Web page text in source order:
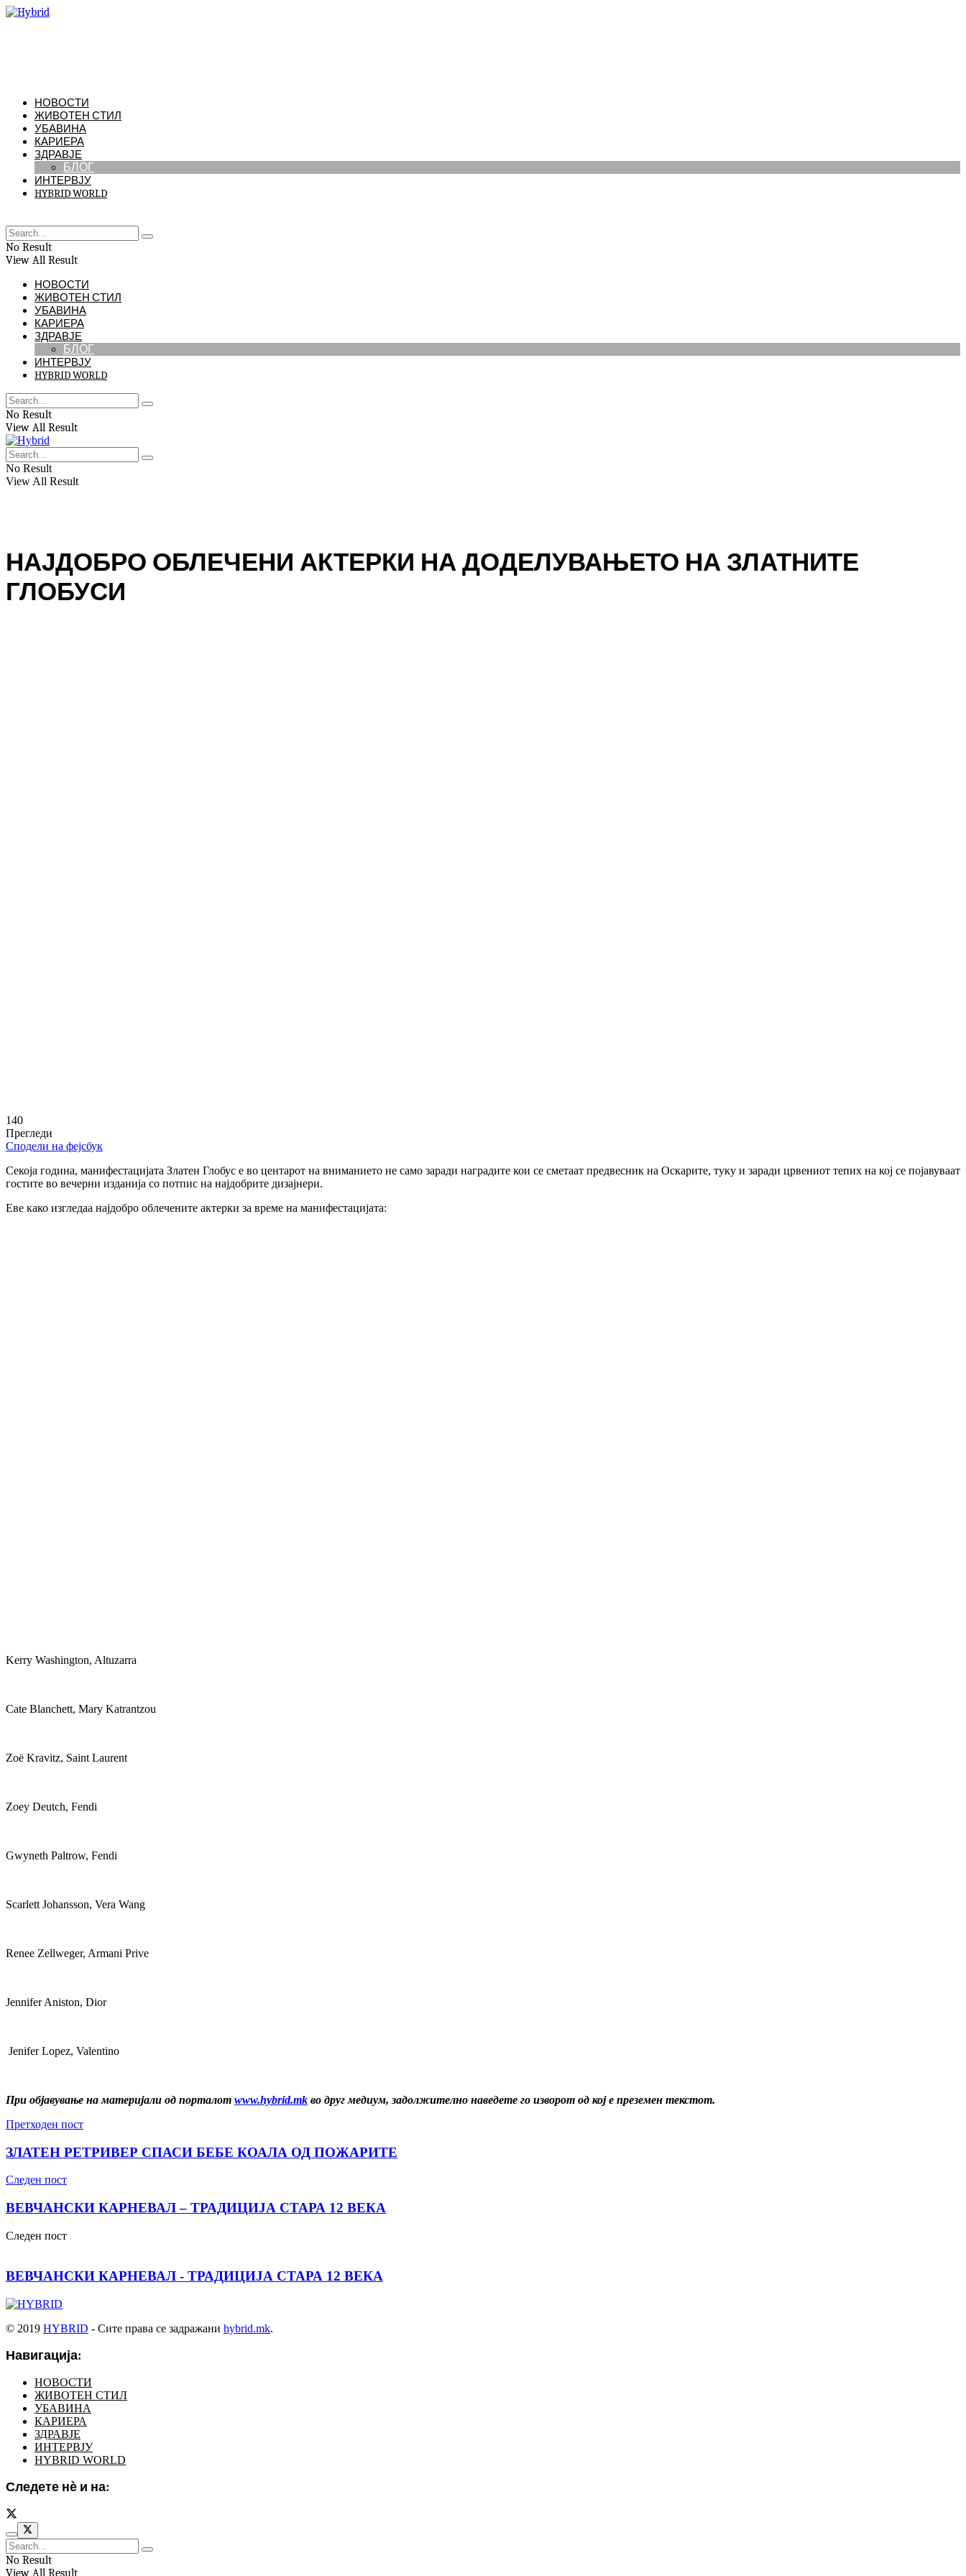
НОВОСТИ
ЖИВОТЕН СТИЛ
УБАВИНА
КАРИЕРА
ЗДРАВЈЕ
БЛОГ
ИНТЕРВЈУ
HYBRID WORLD
No Result
View All Result
НОВОСТИ
ЖИВОТЕН СТИЛ
УБАВИНА
КАРИЕРА
ЗДРАВЈЕ
БЛОГ
ИНТЕРВЈУ
HYBRID WORLD
No Result
View All Result
No Result
View All Result
НАЈДОБРО ОБЛЕЧЕНИ АКТЕРКИ НА ДОДЕЛУВАЊЕТО НА ЗЛАТНИТЕ
ГЛОБУСИ
140
Прегледи
Сподели на фејсбук
Секоја година, манифестацијата Златен Глобус е во центарот на вниманието не само заради наградите кои се сметаат предвесник на Оскарите, туку и заради црвениот тепих на кој се појавуваат
гостите во вечерни изданија со потпис на најдобрите дизајнери.
Еве како изгледаа најдобро облечените актерки за време на манифестацијата:
Kerry Washington, Altuzarra
Cate Blanchett, Mary Katrantzou
Zoë Kravitz, Saint Laurent
Zoey Deutch, Fendi
Gwyneth Paltrow, Fendi
Scarlett Johansson, Vera Wang
Renee Zellweger, Armani Prive
Jennifer Aniston, Dior
Jenifer Lopez, Valentino
При објавување на материјали од порталот www.hybrid.mk во друг медиум, задолжително наведете го изворот од кој е преземен текстот.
Претходен пост
ЗЛАТЕН РЕТРИВЕР СПАСИ БЕБЕ КОАЛА ОД ПОЖАРИТЕ
Следен пост
ВЕВЧАНСКИ КАРНЕВАЛ – ТРАДИЦИЈА СТАРА 12 ВЕКА
Следен пост
ВЕВЧАНСКИ КАРНЕВАЛ - ТРАДИЦИЈА СТАРА 12 ВЕКА
© 2019 HYBRID - Сите права се задражани hybrid.mk.
Навигација:
НОВОСТИ
ЖИВОТЕН СТИЛ
УБАВИНА
КАРИЕРА
ЗДРАВЈЕ
ИНТЕРВЈУ
HYBRID WORLD
Следете нѐ и на:
No Result
View All Result